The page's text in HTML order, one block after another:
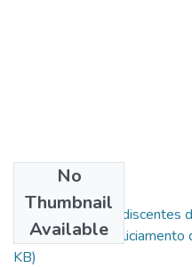
No
Thumbnail
Available
A percepção dos
estratégias de
KB)